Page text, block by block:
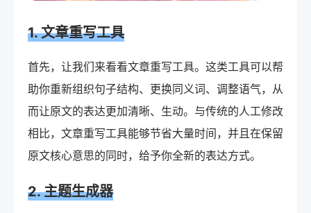
1. 文章重写工具
首先，让我们来看看文章重写工具。这类工具可以帮
助你重新组织句子结构、更换同义词、调整语气，从
而让原文的表达更加清晰、生动。与传统的人工修改
相比，文章重写工具能够节省大量时间，并且在保留
原文核心意思的同时，给予你全新的表达方式。
2. 主题生成器